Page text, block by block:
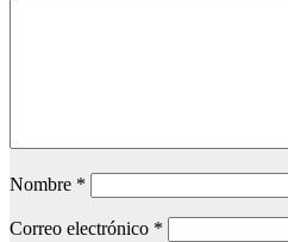
Nombre *
Correo electrónico *